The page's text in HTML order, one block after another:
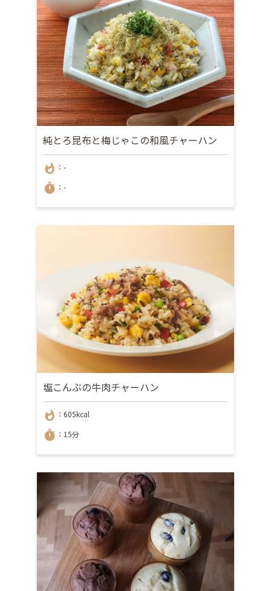
純とろ昆布と梅じゃこの和風チャーハン
whatshot ：-
timer ：-
塩こんぶの牛肉チャーハン
whatshot ：605kcal
timer ：15分